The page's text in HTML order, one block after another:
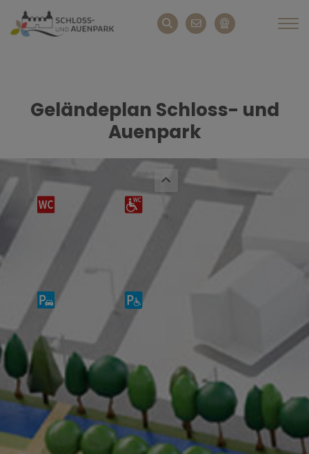
Geländeplan Schloss- und
Auenpark